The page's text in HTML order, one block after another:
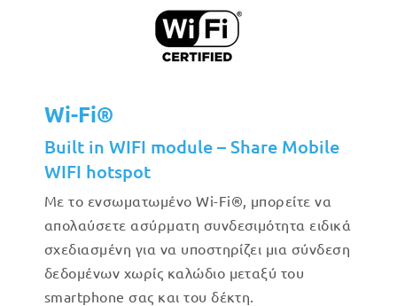
Wi-Fi®
Built in WIFI module – Share Mobile
WIFI hotspot
Με το ενσωματωμένο Wi-Fi®, μπορείτε να
απολαύσετε ασύρματη συνδεσιμότητα ειδικά
σχεδιασμένη για να υποστηρίζει μια σύνδεση
δεδομένων χωρίς καλώδιο μεταξύ του
smartphone σας και του δέκτη.